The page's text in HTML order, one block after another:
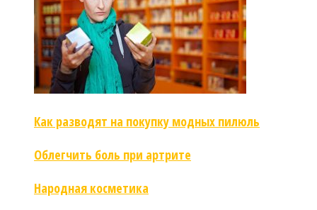
Как разводят на покупку модных пилюль
Облегчить боль при артрите
Народная косметика